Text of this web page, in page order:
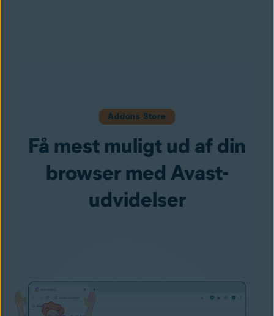
Addons Store
Få mest muligt ud af din
browser med Avast-
udvidelser